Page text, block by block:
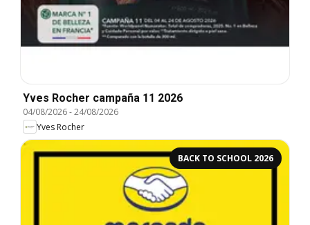
Yves Rocher campaña 11 2026
04/08/2026-24/08/2026
Yves Rocher
BACK TO SCHOOL 2026